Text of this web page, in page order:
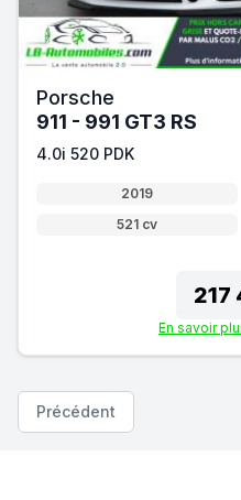
Porsche
911 - 991 GT3 RS
4.0i 520 PDK
2019
521 cv
217
En savoir
Précédent